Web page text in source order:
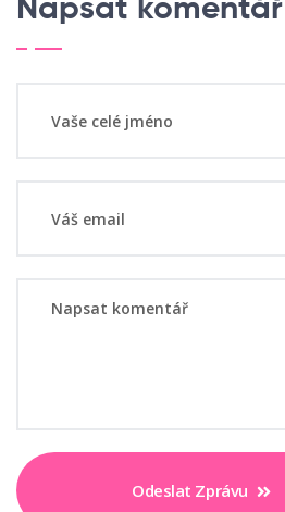
Napsat komentář
Odeslat Zprávu